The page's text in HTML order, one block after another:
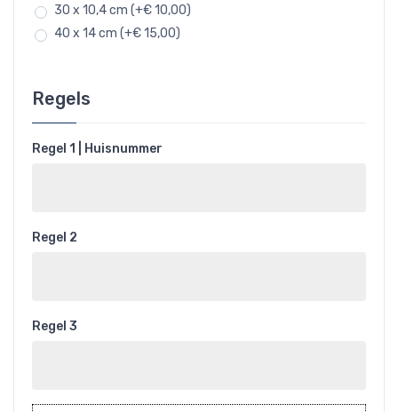
30 x 10,4 cm (+€ 10,00)
40 x 14 cm (+€ 15,00)
Regels
Regel 1 | Huisnummer
Regel 2
Regel 3